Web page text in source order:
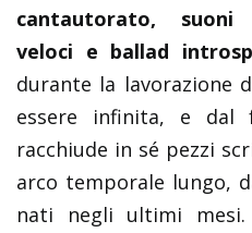
cantautorato, suoni
veloci e ballad
durante la lavorazione
essere infinita, e
racchiude in sé pezzi
arco temporale lungo,
nati negli ultimi mesi.